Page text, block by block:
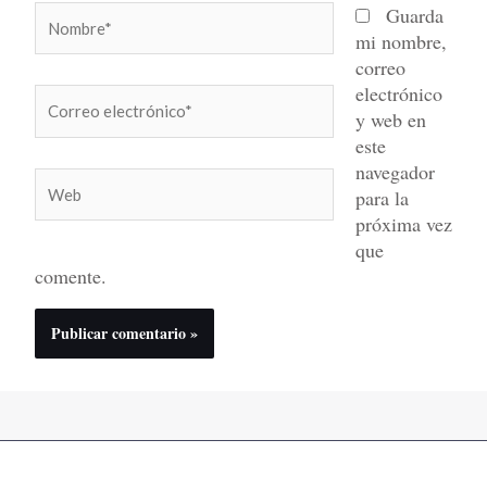
electrónico*
Guarda
mi nombre,
correo
electrónico
y web en
este
navegador
para la
próxima vez
que
comente.